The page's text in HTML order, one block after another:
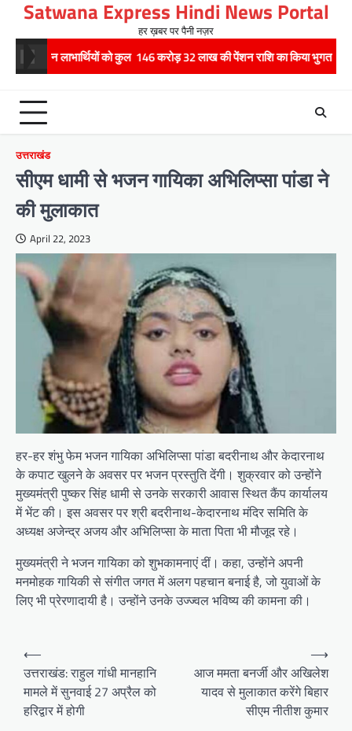
content
Satwana Express Hindi News Portal
हर ख़बर पर पैनी नज़र
को कुल 146 करोड़ 32 लाख की पेंशन राशि का किया भुगतान
उत्तराखंड
सीएम धामी से भजन गायिका अभिलिप्सा पांडा ने
की मुलाकात
April 22, 2023
हर-हर शंभु फेम भजन गायिका अभिलिप्सा पांडा बदरीनाथ और केदारनाथ
के कपाट खुलने के अवसर पर भजन प्रस्तुति देंगी। शुक्रवार को उन्होंने
मुख्यमंत्री पुष्कर सिंह धामी से उनके सरकारी आवास स्थित कैंप कार्यालय
में भेंट की। इस अवसर पर श्री बदरीनाथ-केदारनाथ मंदिर समिति के
अध्यक्ष अजेन्द्र अजय और अभिलिप्सा के माता पिता भी मौजूद रहे।
मुख्यमंत्री ने भजन गायिका को शुभकामनाएं दीं। कहा, उन्होंने अपनी
मनमोहक गायिकी से संगीत जगत में अलग पहचान बनाई है, जो युवाओं के
लिए भी प्रेरणादायी है। उन्होंने उनके उज्ज्वल भविष्य की कामना की।
o
⟵
उत्तराखंड: राहुल गांधी मानहानि
मामले में सुनवाई 27 अप्रैल को
हरिद्वार में होगी
आज ममता बनर्जी और अखिलेश
यादव से मुलाकात करेंगे बिहार
सीएम नीतीश कुमार
⟶